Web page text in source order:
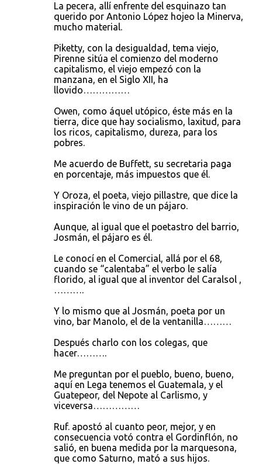
La pecera, allí enfrente del esquinazo tan
querido por Antonio López hojeo la Minerva,
mucho material.
Piketty, con la desigualdad, tema viejo,
Pirenne sitúa el comienzo del moderno
capitalismo, el viejo empezó con la
manzana, en el Siglo XII, ha
llovido……………
Owen, como áquel utópico, éste más en la
tierra, dice que hay socialismo, laxitud, para
los ricos, capitalismo, dureza, para los
pobres.
Me acuerdo de Buffett, su secretaria paga
en porcentaje, más impuestos que él.
Y Oroza, el poeta, viejo pillastre, que dice la
inspiración le vino de un pájaro.
Aunque, al igual que el poetastro del barrio,
Josmán, el pájaro es él.
Le conocí en el Comercial, allá por el 68,
cuando se “calentaba” el verbo le salía
florido, al igual que al inventor del Caralsol ,
……….
Y lo mismo que al Josmán, poeta por un
vino, bar Manolo, el de la ventanilla………
Después charlo con los colegas, que
hacer……….
Me preguntan por el pueblo, bueno, bueno,
aquí en Lega tenemos el Guatemala, y el
Guatepeor, del Nepote al Carlismo, y
viceversa……………
Ruf. apostó al cuanto peor, mejor, y en
consecuencia votó contra el Gordinflón, no
salió, en buena medida por la marquesona,
que como Saturno, mató a sus hijos.